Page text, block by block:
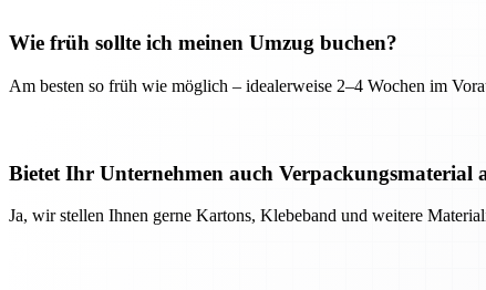
Wie früh sollte ich meinen Umzug buchen?
Am besten so früh wie möglich – idealerweise 2–4 Wochen im
Bietet Ihr Unternehmen auch Verpackungsmaterial
Ja, wir stellen Ihnen gerne Kartons, Klebeband und weitere